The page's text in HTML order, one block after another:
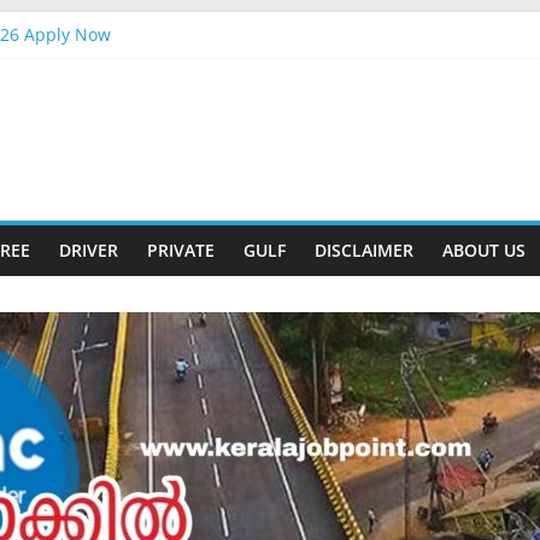
Apply Now
DRIVER PRIVATE GULF DISCLAIMER ABOUT US